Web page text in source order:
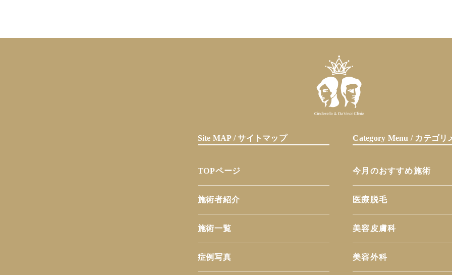
Site MAP / サイトマップ
TOPページ
施術者紹介
施術一覧
症例写真
Category Menu / カテゴリ
今月のおすすめ施術
医療脱毛
美容皮膚科
美容外科